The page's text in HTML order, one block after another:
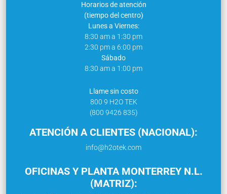
Horarios de atención
(tiempo del centro)
Lunes a Viernes:
8:30 am a 1:30 pm
2:30 pm a 6:00 pm
Sábado
8:30 am a 1:00 pm
Llame sin costo
800 9 H2O TEK
(800 9426 835)
ATENCIÓN A CLIENTES (NACIONAL):
info@h2otek.com
OFICINAS Y PLANTA MONTERREY N.L.
(MATRIZ):